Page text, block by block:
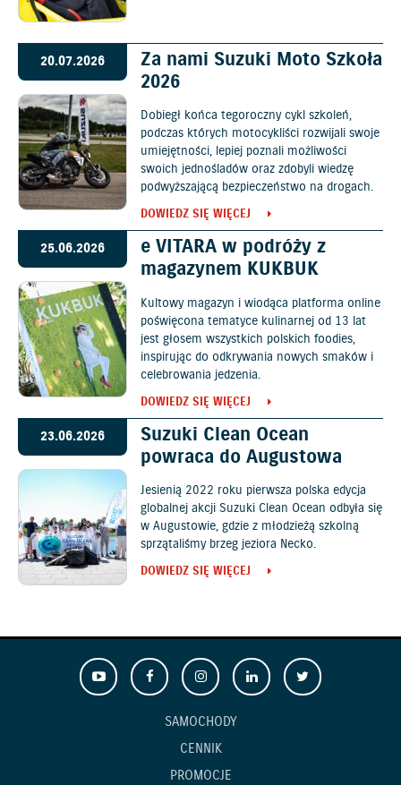
20.07.2026
Za nami Suzuki Moto Szkoła
2026
Dobiegł końca tegoroczny cykl szkoleń,
podczas których motocykliści rozwijali swoje
umiejętności, lepiej poznali możliwości
swoich jednośladów oraz zdobyli wiedzę
podwyższającą bezpieczeństwo na drogach.
DOWIEDZ SIĘ WIĘCEJ
25.06.2026
e VITARA w podróży z
magazynem KUKBUK
Kultowy magazyn i wiodąca platforma online
poświęcona tematyce kulinarnej od 13 lat
jest głosem wszystkich polskich foodies,
inspirując do odkrywania nowych smaków i
celebrowania jedzenia.
DOWIEDZ SIĘ WIĘCEJ
23.06.2026
Suzuki Clean Ocean
powraca do Augustowa
Jesienią 2022 roku pierwsza polska edycja
globalnej akcji Suzuki Clean Ocean odbyła się
w Augustowie, gdzie z młodzieżą szkolną
sprzątaliśmy brzeg jeziora Necko.
DOWIEDZ SIĘ WIĘCEJ
SAMOCHODY
CENNIK
PROMOCJE